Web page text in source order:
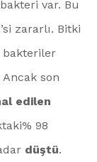
var. Bu
zararlı. Bitki
bakteriler
son
edilen
98
düştü.